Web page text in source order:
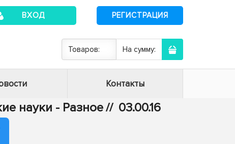
ВХОД РЕГИСТРАЦИЯ
Товаров: На сумму:
Контакты
науки - Разное// 03.00.16